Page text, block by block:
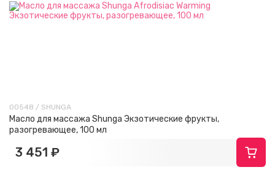
00548 / SHUNGA
Масло для массажа Shunga Экзотические фрукты,
разогревающее, 100 мл
3 451 ₽